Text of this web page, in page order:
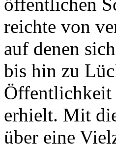
reichte von
auf denen
bis hin zu
Öffentlichkeit
erhielt. Mit
über eine